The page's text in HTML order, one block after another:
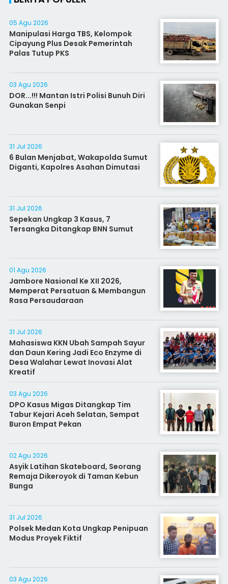
05 Agu 2026
Manipulasi Harga TBS, Kelompok
Cipayung Plus Desak Pemerintah
Palas Tutup PKS
03 Agu 2026
DOR...!!! Mantan Istri Polisi Bunuh Diri
Gunakan Senpi
31 Jul 2026
6 Bulan Menjabat, Wakapolda Sumut
Diganti, Kapolres Asahan Dimutasi
31 Jul 2026
Sepekan Ungkap 3 Kasus, 7
Tersangka Ditangkap BNN Sumut
01 Agu 2026
Jambore Nasional Ke XII 2026,
Memperat Persatuan & Membangun
Rasa Persaudaraan
31 Jul 2026
Mahasiswa KKN Ubah Sampah Sayur
dan Daun Kering Jadi Eco Enzyme di
Desa Walahar Lewat Inovasi Alat
Kreatif
03 Agu 2026
DPO Kasus Migas Ditangkap Tim
Tabur Kejari Aceh Selatan, Sempat
Buron Empat Pekan
02 Agu 2026
Asyik Latihan Skateboard, Seorang
Remaja Dikeroyok di Taman Kebun
Bunga
31 Jul 2026
Polsek Medan Kota Ungkap Penipuan
Modus Proyek Fiktif
03 Agu 2026